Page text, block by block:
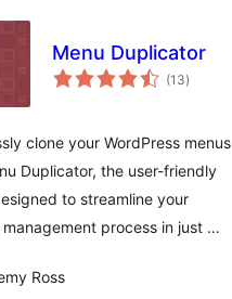
Menu Duplicator
(13total
aprecieri
)
clone your WordPress menus
Duplicator, the user-friendly
to streamline your
process in just …
Ross